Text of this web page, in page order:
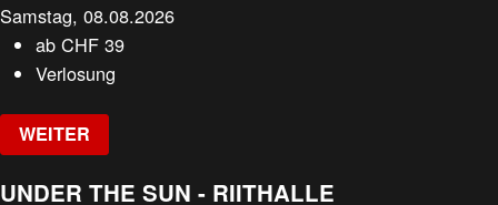
Samstag, 08.08.2026
abCHF 39
Verlosung
WEITER
UNDER THE SUN - RIITHALLE